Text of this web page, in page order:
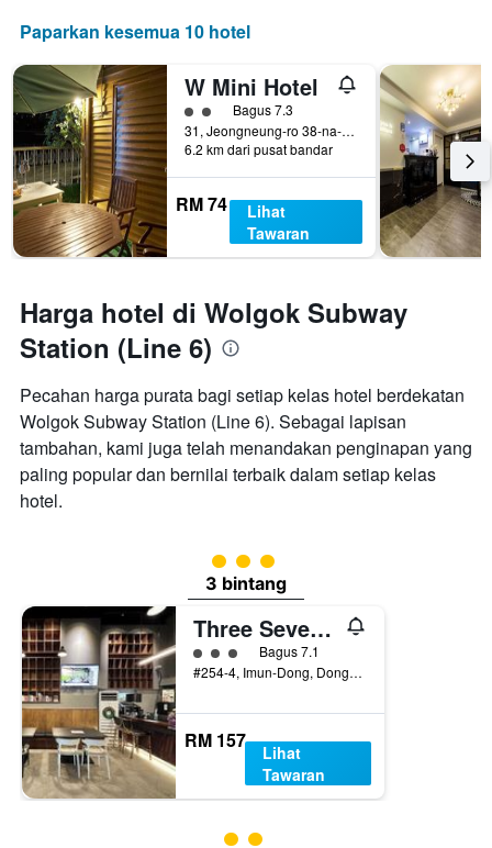
Paparkan kesemua 10 hotel
W Mini Hotel
penarafan kelas 2
Bagus 7.3
31, Jeongneung-ro 38-na-gil, (16-18 Jeongneung 1(il)-dong) Seongbuk-gu, Seoul, Korea Selatan
6.2 km dari pusat bandar
RM 74
Lihat
Tawaran
Harga hotel di Wolgok Subway
Station (Line 6)
Pecahan harga purata bagi setiap kelas hotel berdekatan
Wolgok Subway Station (Line 6). Sebagai lapisan
tambahan, kami juga telah menandakan penginapan yang
paling popular dan bernilai terbaik dalam setiap kelas
hotel.
penarafan kelas 3
3 bintang
Three Seven Hotel
penarafan kelas 3
Bagus 7.1
#254-4, Imun-Dong, Dongdaemun-gu, Seoul, Korea Selatan
RM 157
Lihat
Tawaran
penarafan kelas 2